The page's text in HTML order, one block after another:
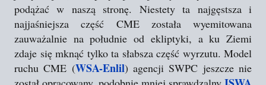
podążać w naszą stronę. Niestety ta najgęstsza i
najjaśniejsza część CME została wyemitowana
zauważalnie na południe od ekliptyki, a ku Ziemi
zdaje się mknąć tylko ta słabsza część wyrzutu. Model
ruchu CME (WSA-Enlil) agencji SWPC jeszcze nie